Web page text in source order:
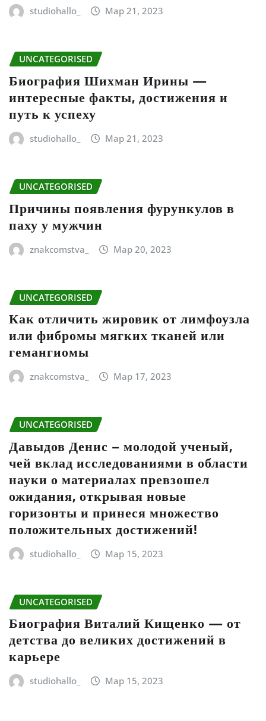
studiohallo_ Мар 21, 2023
UNCATEGORISED
Биография Шихман Ирины —
интересные факты, достижения и
путь к успеху
studiohallo_ Мар 21, 2023
UNCATEGORISED
Причины появления фурункулов в
паху у мужчин
znakcomstva_ Мар 20, 2023
UNCATEGORISED
Как отличить жировик от лимфоузла
или фибромы мягких тканей или
гемангиомы
znakcomstva_ Мар 17, 2023
UNCATEGORISED
Давыдов Денис – молодой ученый,
чей вклад исследованиями в области
науки о материалах превзошел
ожидания, открывая новые
горизонты и принеся множество
положительных достижений!
studiohallo_ Мар 15, 2023
UNCATEGORISED
Биография Виталий Кищенко — от
детства до великих достижений в
карьере
studiohallo_ Мар 15, 2023